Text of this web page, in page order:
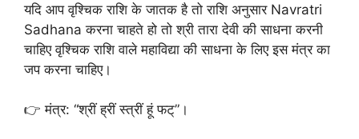
यदि आप वृश्चिक राशि के जातक है तो राशि अनुसार Navratri
Sadhana करना चाहते हो तो श्री तारा देवी की साधना करनी
चाहिए वृश्चिक राशि वाले महाविद्या की साधना के लिए इस मंत्र का
जप करना चाहिए।
👉 मंत्र: “श्रीं ह्रीं स्त्रीं हूं फट्”।